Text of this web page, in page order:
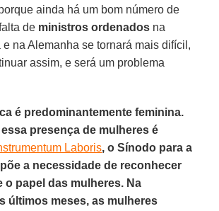
ainda há um bom número de
de ministros ordenados na
na Alemanha se tornará mais difícil,
assim, e será um problema
é predominantemente feminina.
essa presença de mulheres é
Laboris, o Sínodo para a
a necessidade de reconhecer
o papel das mulheres. Na
últimos meses, as mulheres